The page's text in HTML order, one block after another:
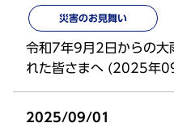
災害のお見舞い
令和7年9月2日からの大
れた皆さまへ (2025年
2025/09/01